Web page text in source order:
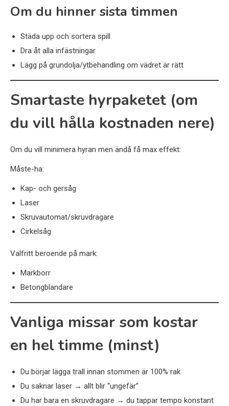
Om du hinner sista timmen
Städa upp och sortera spill
Dra åt alla infästningar
Lägg på grundolja/ytbehandling om vädret är rätt
Smartaste hyrpaketet (om
du vill hålla kostnaden nere)
Om du vill minimera hyran men ändå få max effekt:
Måste-ha:
Kap- och gersåg
Laser
Skruvautomat/skruvdragare
Cirkelsåg
Valfritt beroende på mark:
Markborr
Betongblandare
Vanliga missar som kostar
en hel timme (minst)
Du börjar lägga trall innan stommen är 100% rak
Du saknar laser → allt blir “ungefär”
Du har bara en skruvdragare → du tappar tempo konstant